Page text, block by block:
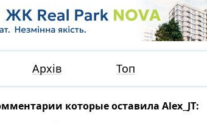
Архів Топ
которые оставила Alex_JT: